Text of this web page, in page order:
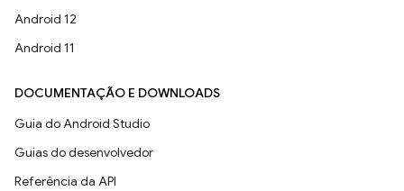
Android 12
Android 11
DOCUMENTAÇÃO E DOWNLOADS
Guia do Android Studio
Guias do desenvolvedor
Referência da API